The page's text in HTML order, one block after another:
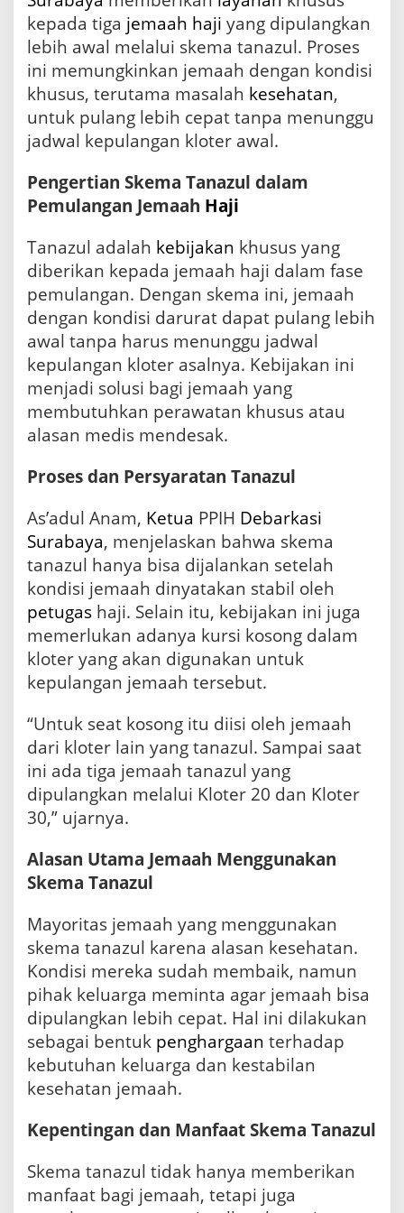
e
m
a
h
L
b
h
A
w
l
M
l
a
l
i
S
k
m
T
n
a
z
u
kepada tiga jemaah haji yang dipulangkan
lebih awal melalui skema tanazul. Proses
ini memungkinkan jemaah dengan kondisi
khusus, terutama masalah kesehatan,
untuk pulang lebih cepat tanpa menunggu
jadwal kepulangan kloter awal.
Pengertian Skema Tanazul dalam
Pemulangan Jemaah Haji
Tanazul adalah kebijakan khusus yang
diberikan kepada jemaah haji dalam fase
pemulangan. Dengan skema ini, jemaah
dengan kondisi darurat dapat pulang lebih
awal tanpa harus menunggu jadwal
kepulangan kloter asalnya. Kebijakan ini
menjadi solusi bagi jemaah yang
membutuhkan perawatan khusus atau
alasan medis mendesak.
Proses dan Persyaratan Tanazul
As’adul Anam, Ketua PPIH Debarkasi
Surabaya, menjelaskan bahwa skema
tanazul hanya bisa dijalankan setelah
kondisi jemaah dinyatakan stabil oleh
petugas haji. Selain itu, kebijakan ini juga
memerlukan adanya kursi kosong dalam
kloter yang akan digunakan untuk
kepulangan jemaah tersebut.
“Untuk seat kosong itu diisi oleh jemaah
dari kloter lain yang tanazul. Sampai saat
ini ada tiga jemaah tanazul yang
dipulangkan melalui Kloter 20 dan Kloter
30,” ujarnya.
Alasan Utama Jemaah Menggunakan
Skema Tanazul
Mayoritas jemaah yang menggunakan
skema tanazul karena alasan kesehatan.
Kondisi mereka sudah membaik, namun
pihak keluarga meminta agar jemaah bisa
dipulangkan lebih cepat. Hal ini dilakukan
sebagai bentuk penghargaan terhadap
kebutuhan keluarga dan kestabilan
kesehatan jemaah.
Kepentingan dan Manfaat Skema Tanazul
Skema tanazul tidak hanya memberikan
manfaat bagi jemaah, tetapi juga